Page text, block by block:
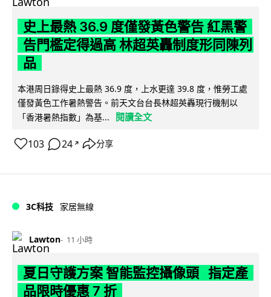
史上最熱 36.9 度僅發黃色警告 紅黑警
告門檻定得過高 林超英轟制度形同陳列
品
本港周日錄得史上最熱 36.9 度，上水更達 39.8 度，惟勞工處
僅發黃色工作暑熱警告。前天文台台長林超英轟現行機制以
「香港暑熱指數」為基...
閱讀全文
103 24 ↗ 分享
3C科技 家居無線
Lawton 11 小時
夏日守護方案 智能監控攝像頭 指定產
品限時優惠 7 折